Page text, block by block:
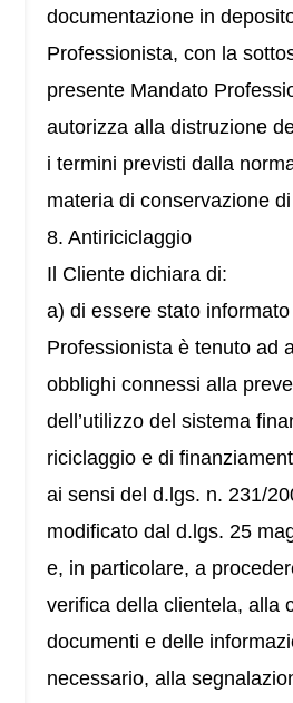
documentazione in
Professionista, con la
presente Mandato
autorizza alla distruzione
i termini previsti dalla
materia di conservazione
8. Antiriciclaggio
Il Cliente dichiara di:
a) di essere stato informato
Professionista è tenuto ad
obblighi connessi alla
dell’utilizzo del sistema
riciclaggio e di
ai sensi del d.lgs. n. 231/
modificato dal d.lgs. 25
e, in particolare, a
verifica della clientela, alla
documenti e delle
necessario, alla